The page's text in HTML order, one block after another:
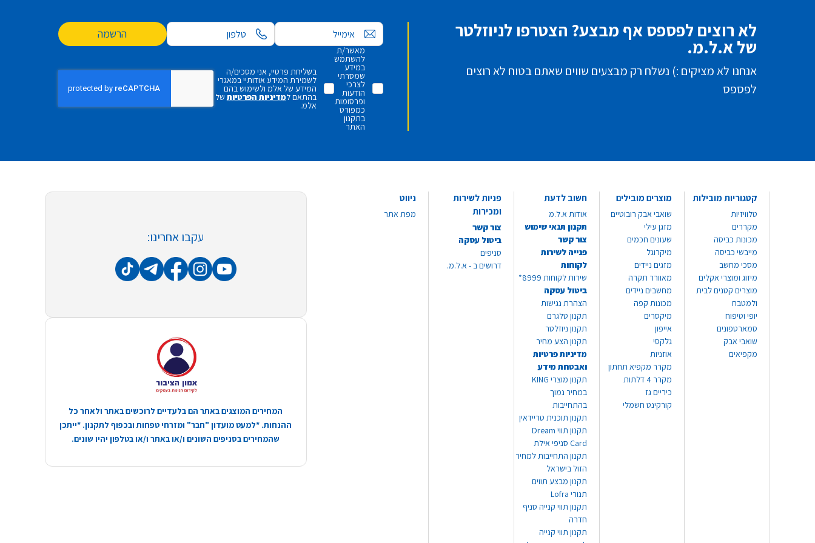
לא רוצים לפספס אף מבצע? הצטרפו לניוזלטר
של א.ל.מ.
אנחנו לא מציקים :) נשלח רק מבצעים שווים שאתם בטוח לא רוצים
לפספס
אימייל הרשמה
מאשר/ת
להשתמש
במידע
שמסרתי
לצרכי
הודעות
ופרסומות
כמפורט
בתקנון
האתר
בשליחת פרטיי, אני מסכים/ה
לשמירת המידע אודותיי במאגרי
המידע של אלמ ולשימוש בהם
בהתאם למדיניות הפרטיות של
אלמ.
קטגוריות מובילות
טלוויזיות
מקררים
מכונות כביסה
מייבשי כביסה
מסכי מחשב
מיזוג ומוצרי אקלים
מוצרים קטנים לבית
ולמטבח
יופי וטיפוח
סמארטפונים
שואבי אבק
מקפיאים
מוצרים מובילים
שואבי אבק רובוטיים
מזגן עילי
שעונים חכמים
מיקרוגל
מזגים ניידים
מאוורר תקרה
מחשבים ניידים
מכונות קפה
מיקסרים
אייפון
גלקסי
אוזניות
מקרר מקפיא תחתון
מקרר 4 דלתות
כיריים גז
קורקינט חשמלי
חשוב לדעת
אודות א.ל.מ
תקנון תנאי שימוש
צור קשר
פנייה לשירות
לקוחות
שירות לקוחות 8999*
ביטול עסקה
הצהרת נגישות
תקנון טלגרם
תקנון ניוזלטר
תקנון הצע מחיר
מדיניות פרטיות
ואבטחת מידע
תקנון מוצרי KING
במחיר נמוך
בהתחייבות
תקנון תוכנית טריידאין
תקנון תווי Dream
Card סניפי אילת
תקנון התחייבות למחיר
הזול בישראל
תקנון מבצע תווים
תנורי Lofra
תקנון תווי קנייה סניף
חדרה
תקנון תווי קנייה
פניות לשירות
ומכירות
צור קשר
ביטול עסקה
סניפים
דרושים ב - א.ל.מ.
ניווט
מפת אתר
עקבו אחרינו:
המחירים המוצגים באתר הם בלעדיים לרוכשים באתר ולאחר כל
ההנחות. *למעט מועדון "חבר" ומזרחי טפחות ובכפוף לתקנון. *ייתכן
שהמחירים בסניפים השונים ו/או באתר ו/או בטלפון יהיו שונים.